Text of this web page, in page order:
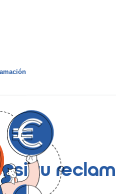
si tu